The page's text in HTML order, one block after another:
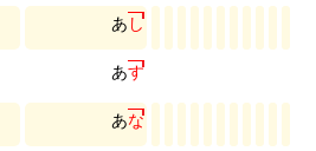
あ し
あす
あな